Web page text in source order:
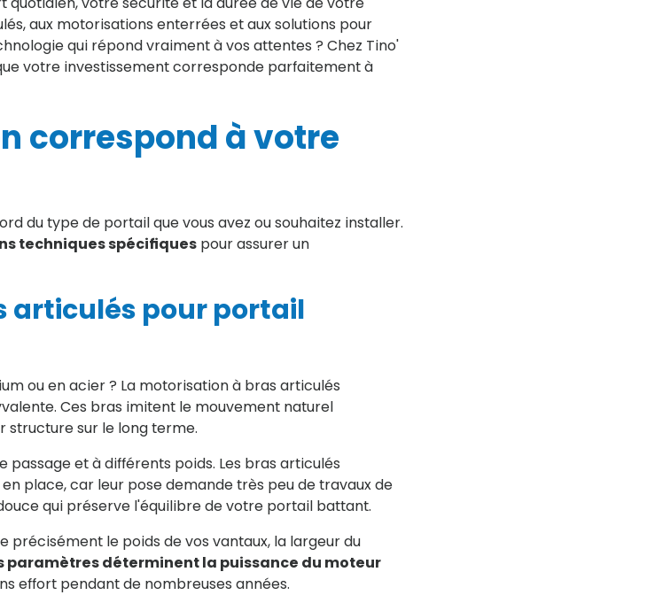
aux motorisations enterrées et aux solutions pour
qui répond vraiment à vos attentes ? Chez Tino'
votre investissement corresponde parfaitement à
correspond à votre
du type de portail que vous avez ou souhaitez installer.
techniques spécifiques pour assurer un
articulés pour portail
ou en acier ? La motorisation à bras articulés
Ces bras imitent le mouvement naturel
structure sur le long terme.
et à différents poids. Les bras articulés
place, car leur pose demande très peu de travaux de
qui préserve l'équilibre de votre portail battant.
précisément le poids de vos vantaux, la largeur du
paramètres déterminent la puissance du moteur
effort pendant de nombreuses années.